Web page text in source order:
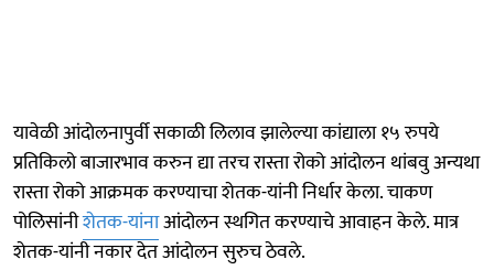
यावेळी आंदाेलनापुर्वी सकाळी लिलाव झालेल्या कांद्याला १५ रुपये
प्रतिकिलो बाजारभाव करुन द्या तरच रास्ता रोको आंदोलन थांबवु अन्यथा
रास्ता रोको आक्रमक करण्याचा शेतक-यांनी निर्धार केला. चाकण
पोलिसांनीशेतक-यांनाआंदोलन स्थगित करण्याचे आवाहन केले. मात्र
शेतक-यांनी नकार देत आंदाेलन सुरुच ठेवले.